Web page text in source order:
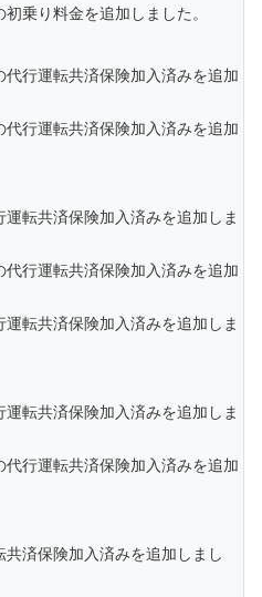
初乗り料金を追加しました。
代行運転共済保険加入済みを追加
代行運転共済保険加入済みを追加
運転共済保険加入済みを追加しま
代行運転共済保険加入済みを追加
運転共済保険加入済みを追加しま
運転共済保険加入済みを追加しま
代行運転共済保険加入済みを追加
共済保険加入済みを追加しまし